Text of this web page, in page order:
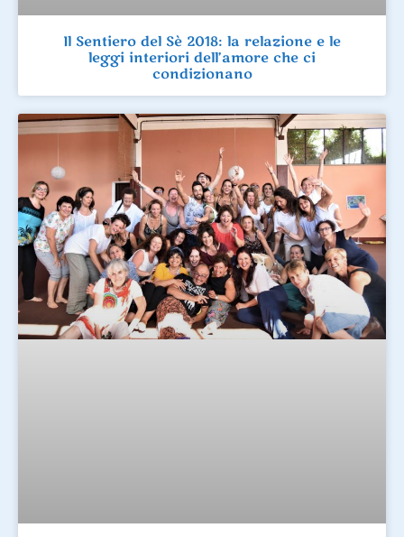
Il Sentiero del Sè 2018: la relazione e le
leggi interiori dell’amore che ci
condizionano